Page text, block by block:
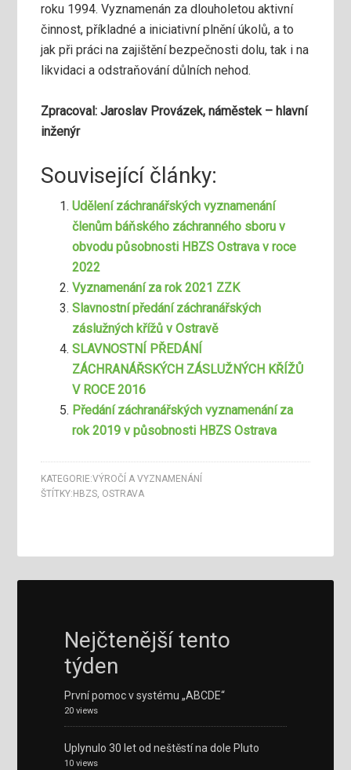
roku 1994. Vyznamenán za dlouholetou aktivní
činnost, příkladné a iniciativní plnění úkolů, a to
jak při práci na zajištění bezpečnosti dolu, tak i na
likvidaci a odstraňování důlních nehod.
Zpracoval: Jaroslav Provázek, náměstek – hlavní
inženýr
Související články:
Udělení záchranářských vyznamenání
členům báňského záchranného sboru v
obvodu působnosti HBZS Ostrava v roce
2022
Vyznamenání za rok 2021 ZZK
Slavnostní předání záchranářských
záslužných křížů v Ostravě
SLAVNOSTNÍ PŘEDÁNÍ
ZÁCHRANÁŘSKÝCH ZÁSLUŽNÝCH KŘÍŽŮ
V ROCE 2016
Předání záchranářských vyznamenání za
rok 2019 v působnosti HBZS Ostrava
KATEGORIE:VÝROČÍ A VYZNAMENÁNÍ
ŠTÍTKY: HBZS, OSTRAVA
Nejčtenější tento
týden
První pomoc v systému „ABCDE“
20 views
Uplynulo 30 let od neštěstí na dole Pluto
10 views